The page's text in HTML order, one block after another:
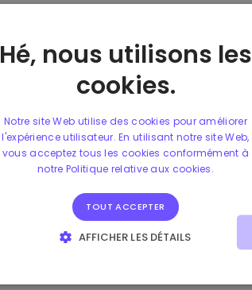
0.867692 € 0.00% 3.5B €
0.867648 € 0.00%
Hé, nous utilisons les
cookies.
Notre site Web utilise des cookies pour améliorer
l'expérience utilisateur. En utilisant notre site Web,
vous acceptez tous les cookies conformément à
notre Politique relative aux cookies.
TOUT ACCEPTER
AFFICHER LES DÉTAILS